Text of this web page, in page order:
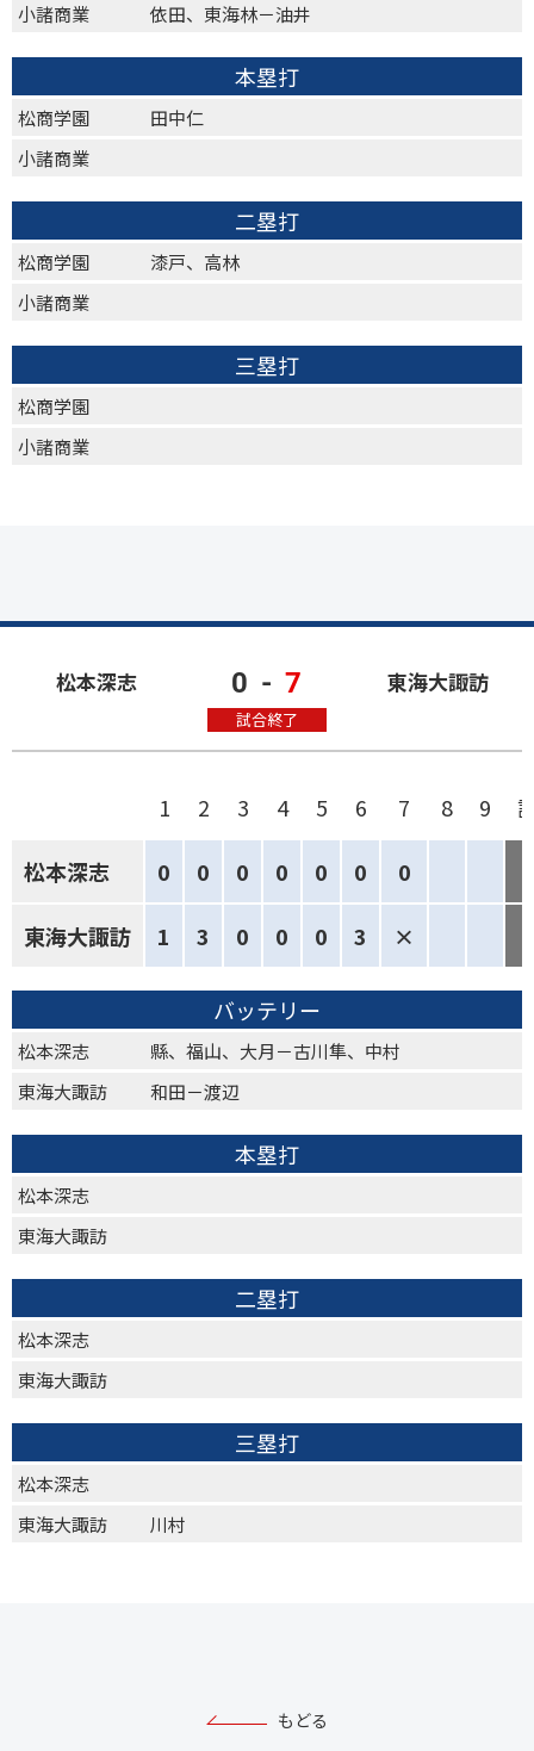
小諸商業
依田、東海林－油井
本塁打
松商学園
田中仁
小諸商業
二塁打
松商学園
漆戸、高林
小諸商業
三塁打
松商学園
小諸商業
松本深志 0 - 7
試合終了
東海大諏訪
1 2 3 4 5 6 7 8 9
松本深志 0 0 0 0 0 0 0
東海大諏訪 1 3 0 0 0 3 ×
バッテリー
松本深志
縣、福山、大月－古川隼、中村
東海大諏訪
和田－渡辺
本塁打
松本深志
東海大諏訪
二塁打
松本深志
東海大諏訪
三塁打
松本深志
東海大諏訪
川村
もどる